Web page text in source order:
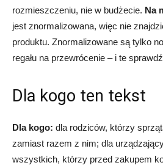
rozmieszczeniu, nie w budżecie. Na
jest znormalizowana, więc nie
produktu. Znormalizowane są tylko
regału na przewrócenie – i te
Dla kogo ten tekst
Dla kogo: dla rodziców, którzy
zamiast razem z nim; dla
wszystkich, którzy przed zakupem